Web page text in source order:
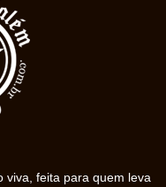
viva, feita para quem leva